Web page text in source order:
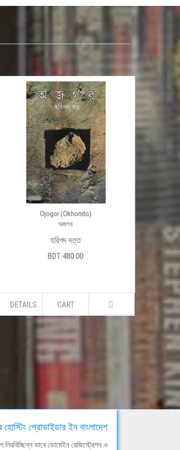
Ojogor (Okhondo)
অজগর
হরিপদ দত্ত
BDT 480.00
DETAILS CART DETAILS
হোস্টিং প্রোভাইডার ইন বাংলাদেশ
নিরবিচ্ছিন্ন ভাবে ডোমেইন রেজিস্ট্রেশন ও